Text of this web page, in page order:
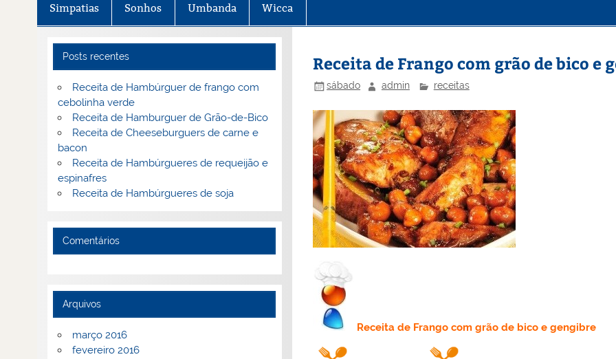
Simpatias Sonhos Umbanda Wicca
Receita de Frango com grão de bico e
sábado admin receitas
Receitade Frango com grão de bico e gengibre
Posts recentes
Receita de Hambúrguer de frango com
cebolinha verde
Receita de Hamburguer de Grão-de-Bico
Receita de Cheeseburguers de carne e
bacon
Receita de Hambúrgueres de requeijão e
espinafres
Receita de Hambúrgueres de soja
Comentários
Arquivos
março 2016
fevereiro 2016